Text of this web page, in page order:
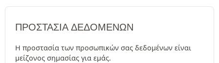
ΠΡΟΣΤΑΣΊΑ ΔΕΔΟΜΈΝΩΝ
Η προστασία των προσωπικών σας δεδομένων είναι
μείζονος σημασίας για εμάς.